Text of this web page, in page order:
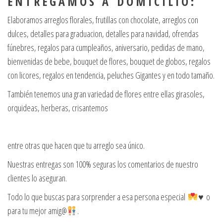
Elaboramos arreglos florales, frutillas con chocolate, arreglos con
dulces, detalles para graduacion, detalles para navidad, ofrendas
fúnebres, regalos para cumpleaños, aniversario, pedidas de mano,
bienvenidas de bebe, bouquet de flores, bouquet de globos, regalos
con licores, regalos en tendencia, peluches Gigantes y en todo tamaño.
También tenemos una gran variedad de flores entre ellas girasoles,
orquideas, herberas, crisantemos
entre otras que hacen que tu arreglo sea único.
Nuestras entregas son 100% seguras los comentarios de nuestro
clientes lo aseguran.
Todo lo que buscas para sorprender a esa persona especial
♥️ o
para tu mejor amig@
.